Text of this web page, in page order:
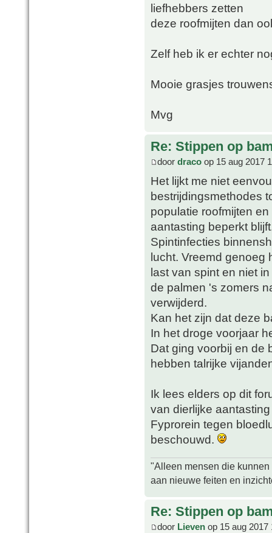
liefhebbers zetten
deze roofmijten dan
Zelf heb ik er echter
Mooie grasjes
Mvg
Re: Stippen op
door draco op 15 aug 2017
Het lijkt me niet
bestrijdingsmethodes
populatie roofmijten
aantasting beperkt
Spintinfecties
lucht. Vreemd genoeg
last van spint en niet
de palmen 's zomers
verwijderd.
Kan het zijn dat deze
In het droge voorjaar
Dat ging voorbij en de
hebben talrijke
Ik lees elders op dit
van dierlijke
Fyprorein tegen
beschouwd.
"Alleen mensen die
aan nieuwe feiten en
Re: Stippen op
door Lieven op 15 aug 2017